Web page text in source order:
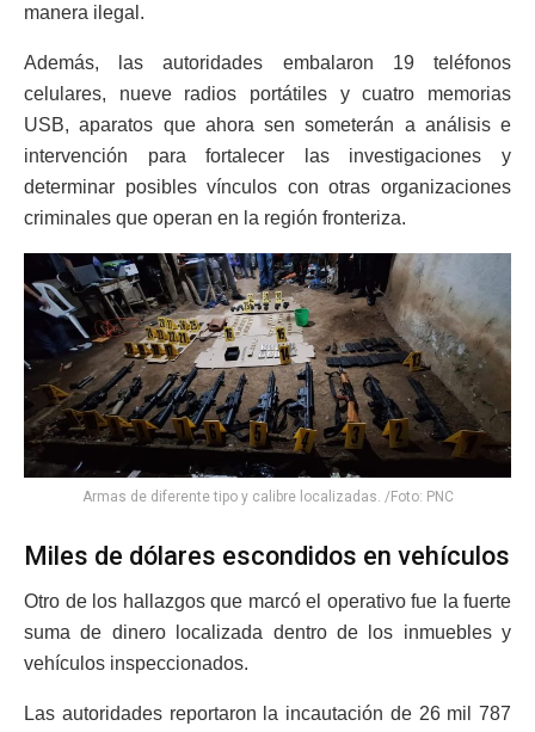
manera ilegal.
Además, las autoridades embalaron 19 teléfonos
celulares, nueve radios portátiles y cuatro memorias
USB, aparatos que ahora sen someterán a análisis e
intervención para fortalecer las investigaciones y
determinar posibles vínculos con otras organizaciones
criminales que operan en la región fronteriza.
Armas de diferente tipo y calibre localizadas. /Foto: PNC
Miles de dólares escondidos en vehículos
Otro de los hallazgos que marcó el operativo fue la fuerte
suma de dinero localizada dentro de los inmuebles y
vehículos inspeccionados.
Las autoridades reportaron la incautación de 26 mil 787